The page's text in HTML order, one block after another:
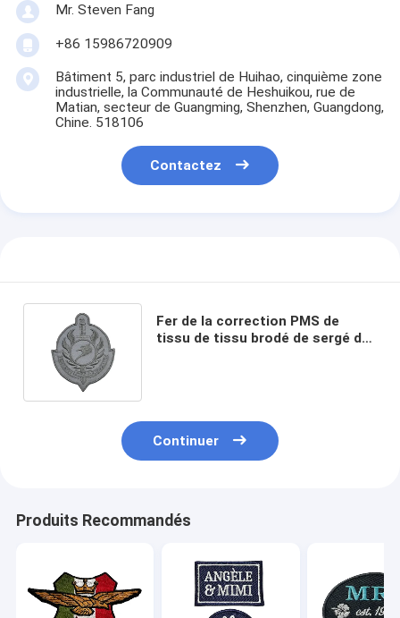
Mr. Steven Fang
+86 15986720909
Bâtiment 5, parc industriel de Huihao, cinquième zone
industrielle, la Communauté de Heshuikou, rue de
Matian, secteur de Guangming, Shenzhen, Guangdong,
Chine. 518106
Contactez
Fer de la correction PMS de
tissu de tissu brodé de sergé de
Continuer
Produits Recommandés